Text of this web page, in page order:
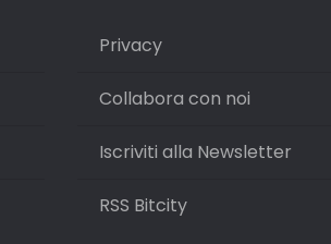
Privacy
Collabora con noi
Iscriviti alla Newsletter
RSS Bitcity